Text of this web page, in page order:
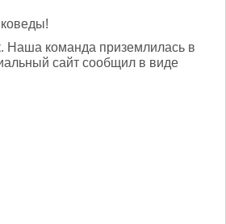
Наша команда приземлилась в
сайт сообщил в виде